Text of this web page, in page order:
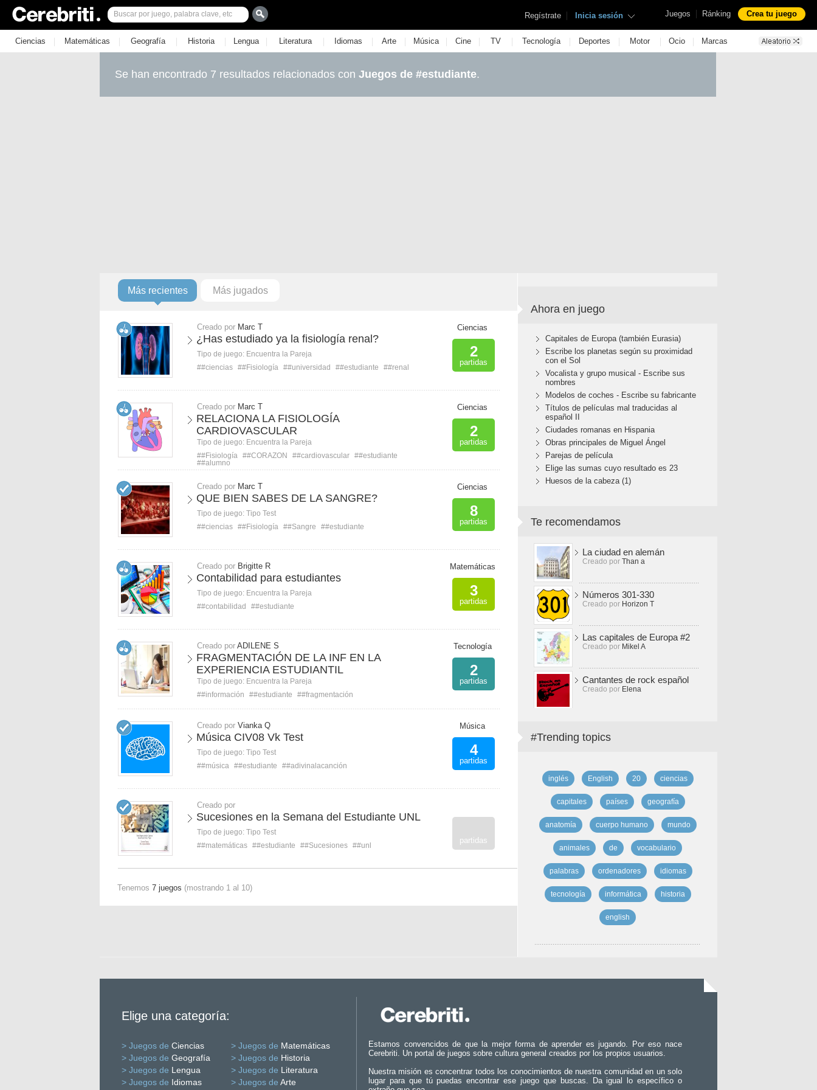
Juegos | Ránking Crea tu juego
Regístrate | Inicia sesión
Ciencias | Matemáticas | Geografía | Historia | Lengua | Literatura | Idiomas | Arte | Música | Cine | TV | Tecnología | Deportes | Motor | Ocio | Marcas
Se han encontrado 7 resultados relacionados con Juegos de #estudiante.
Más recientes Más jugados
Creado por Marc T
¿Has estudiado ya la fisiología renal?
Tipo de juego: Encuentra la Pareja
##ciencias ##Fisiología ##universidad ##estudiante ##renal
Ciencias
2
partidas
Creado por Marc T
RELACIONA LA FISIOLOGÍA
CARDIOVASCULAR
Tipo de juego: Encuentra la Pareja
##Fisiología ##CORAZON ##cardiovascular ##estudiante
##alumno
Ciencias
2
partidas
Creado por Marc T
QUE BIEN SABES DE LA SANGRE?
Tipo de juego: Tipo Test
##ciencias ##Fisiología ##Sangre ##estudiante
Ciencias
8
partidas
Creado por Brigitte R
Contabilidad para estudiantes
Tipo de juego: Encuentra la Pareja
##contabilidad
##estudiante
Matemáticas
3
partidas
Creado por ADILENE S
FRAGMENTACIÓN DE LA INF EN LA
EXPERIENCIA ESTUDIANTIL
Tipo de juego: Encuentra la Pareja
##información
##estudiante ##fragmentación
Tecnología
2
partidas
Creado por Vianka Q
Música CIV08 Vk Test
Tipo de juego: Tipo Test
##música ##estudiante ##adivinalacanción
Música
4
partidas
Creado por
Sucesiones en la Semana del Estudiante UNL
Tipo de juego: Tipo Test
##matemáticas ##estudiante ##Sucesiones ##unl
partidas
Tenemos 7 juegos (mostrando 1 al 10)
Ahora en juego
Capitales de Europa (también Eurasia)
Escribe los planetas según su proximidad
con el Sol
Vocalista y grupo musical - Escribe sus
nombres
Modelos de coches - Escribe su fabricante
Títulos de películas mal traducidas al
español II
Ciudades romanas en Hispania
Obras principales de Miguel Ángel
Parejas de película
Elige las sumas cuyo resultado es 23
Huesos de la cabeza (1)
Te recomendamos
La ciudad en alemán
Creado por Than a
Números 301-330
Creado por Horizon T
Las capitales de Europa #2
Creado por Mikel A
Cantantes de rock español
Creado por Elena
#Trending topics
inglés English 20 ciencias
capitales países geografía
anatomía cuerpo humano mundo
animales de vocabulario
palabras ordenadores idiomas
tecnología informática historia
english
Elige una categoría:
> Juegos de Ciencias > Juegos de Matemáticas
> Juegos de Geografía > Juegos de Historia
> Juegos de Lengua > Juegos de Literatura
> Juegos de Idiomas > Juegos de Arte
Estamos convencidos de que la mejor forma de aprender es jugando. Por eso nace
Cerebriti. Un portal de juegos sobre cultura general creados por los propios usuarios.
Nuestra misión es concentrar todos los conocimientos de nuestra comunidad en un solo
lugar para que tú puedas encontrar ese juego que buscas. Da igual lo específico o